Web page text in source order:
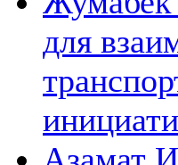
для